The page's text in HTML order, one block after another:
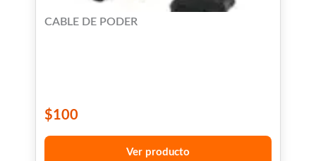
CABLE DE PODER
$100
Ver producto